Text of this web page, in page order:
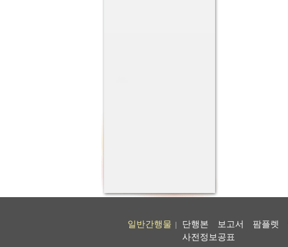
일반간행물 단행본 보고서 팜플렛
사전정보공표